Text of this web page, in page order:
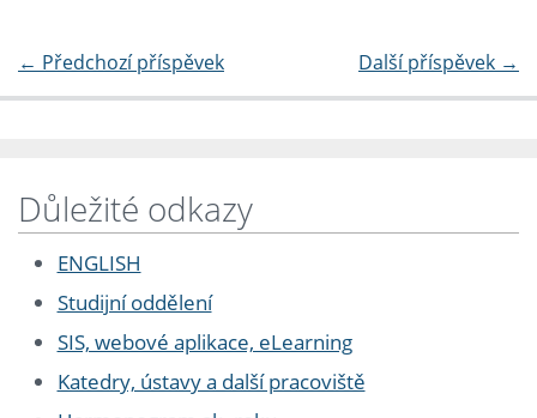
← Předchozí příspěvek Další příspěvek →
Důležité odkazy
ENGLISH
Studijní oddělení
SIS, webové aplikace, eLearning
Katedry, ústavy a další pracoviště